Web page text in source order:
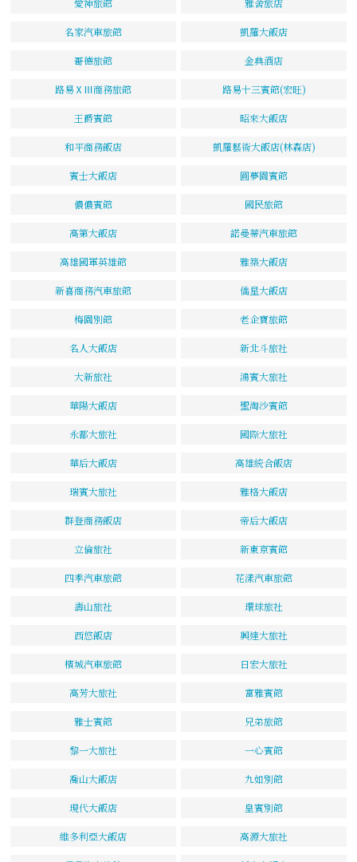
名家汽車旅館 凱羅大飯店
哥德旅館 金典酒店
路易ⅩⅢ商務旅館 路易十三賓館(宏旺)
王爵賓館 昭來大飯店
和平商務飯店 凱羅藝術大飯店(林森店)
賓士大飯店 圓夢園賓館
儂儂賓館 國民旅館
高第大飯店 諾曼蒂汽車旅館
高雄國軍英雄館 雅築大飯店
新喜商務汽車旅館 僑星大飯店
梅園別館 老企寶旅館
名人大飯店 新北斗旅社
大新旅社 鴻賓大旅社
華陽大飯店 聖淘沙賓館
永都大旅社 國際大旅社
華后大飯店 高雄統合飯店
瑞賓大旅社 雅格大飯店
群登商務飯店 帝后大飯店
立倫旅社 新東京賓館
四季汽車旅館 花漾汽車旅館
壽山旅社 環球旅社
西悠飯店 興達大旅社
檳城汽車旅館 日宏大旅社
高芳大旅社 富雅賓館
雅士賓館 兄弟旅館
黎一大旅社 一心賓館
喬山大飯店 九如別館
現代大飯店 皇賓別館
維多利亞大飯店 高源大旅社